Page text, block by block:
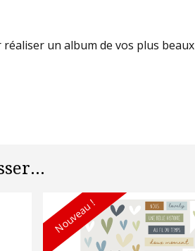
un album de vos plus beaux
Nouveau !